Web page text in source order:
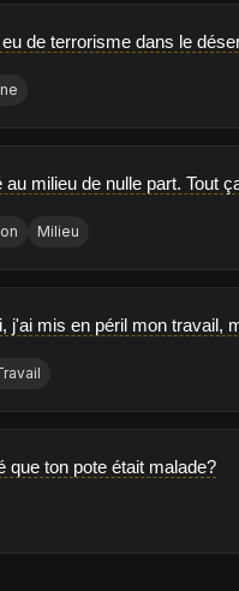
de terrorisme dans le
milieu de nulle part. Tout
Milieu
j'ai mis en péril mon travail,
que ton pote était malade?